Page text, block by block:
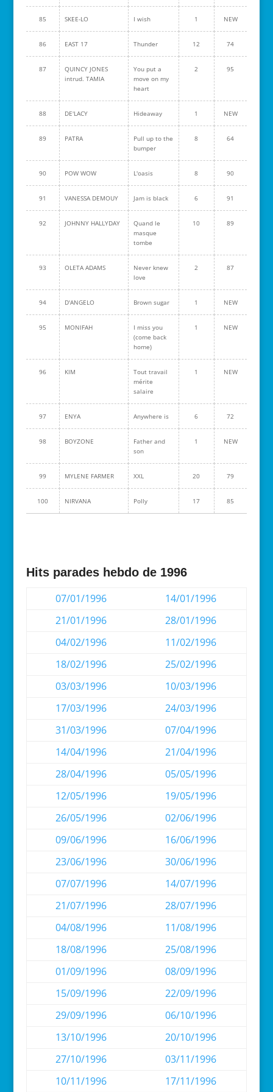
85 SKEE-LO I wish 1 NEW
86 EAST 17 Thunder 12 74
87
QUINCY JONES
intrud. TAMIA
You put a
move on my
heart
2 95
88 DE'LACY Hideaway 1 NEW
89 PATRA
Pull up to the
bumper
8 64
90 POW WOW L'oasis 8 90
91 VANESSA DEMOUY Jam is black 6 91
92 JOHNNY HALLYDAY
Quand le
masque
tombe
10 89
93 OLETA ADAMS
Never knew
love
2 87
94 D'ANGELO Brown sugar 1 NEW
95 MONIFAH
I miss you
(come back
home)
1 NEW
96 KIM
Tout travail
mérite
salaire
1 NEW
97 ENYA Anywhere is 6 72
98 BOYZONE
Father and
son
1 NEW
99 MYLENE FARMER XXL 20 79
100 NIRVANA Polly 17 85
Hits parades hebdo de 1996
07/01/1996
14/01/1996
21/01/1996
28/01/1996
04/02/1996
11/02/1996
18/02/1996
25/02/1996
03/03/1996
10/03/1996
17/03/1996
24/03/1996
31/03/1996
07/04/1996
14/04/1996
21/04/1996
28/04/1996
05/05/1996
12/05/1996
19/05/1996
26/05/1996
02/06/1996
09/06/1996
16/06/1996
23/06/1996
30/06/1996
07/07/1996
14/07/1996
21/07/1996
28/07/1996
04/08/1996
11/08/1996
18/08/1996
25/08/1996
01/09/1996
08/09/1996
15/09/1996
22/09/1996
29/09/1996
06/10/1996
13/10/1996
20/10/1996
27/10/1996
03/11/1996
10/11/1996
17/11/1996